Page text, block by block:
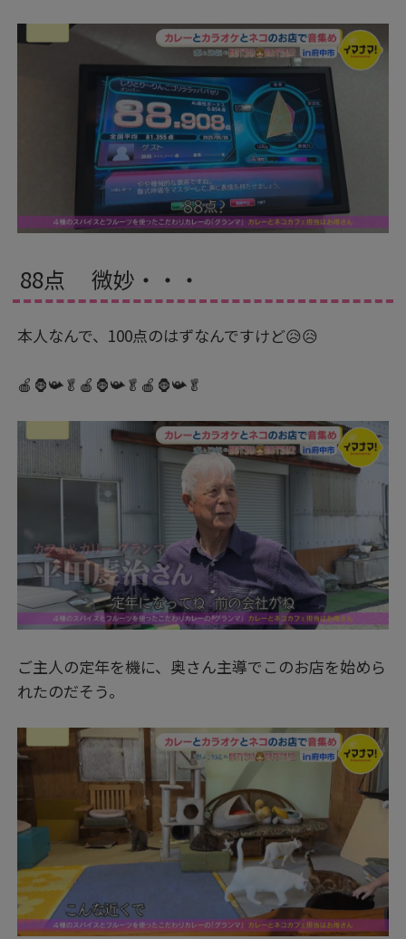
88点 微妙・・・
本人なんで、100点のはずなんですけど😥😥
🍎🦍📯🥬🍎🦍📯🥬🍎🦍📯🥬
ご主人の定年を機に、奥さん主導でこのお店を始めら
れたのだそう。